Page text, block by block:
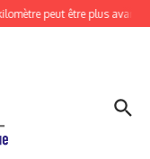
peut être plus